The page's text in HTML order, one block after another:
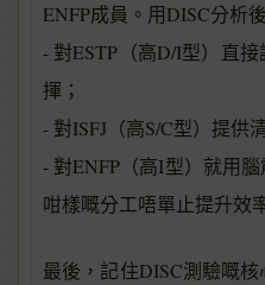
ENFP成員。用DISC分析
- 對ESTP（高D/I型）直
揮；
- 對ISFJ（高S/C型）提供
- 對ENFP（高I型）就用
咁樣嘅分工唔單止提升效
最後，記住DISC測驗嘅